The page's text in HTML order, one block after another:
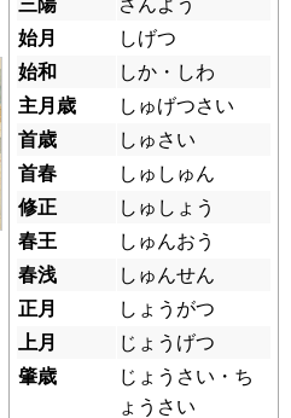
始月
しげつ
始和
しか・しわ
主月歳
しゅげつさい
首歳
しゅさい
首春
しゅしゅん
修正
しゅしょう
春王
しゅんおう
春浅
しゅんせん
正月
しょうがつ
上月
じょうげつ
肇歳
じょうさい・ち
ょうさい